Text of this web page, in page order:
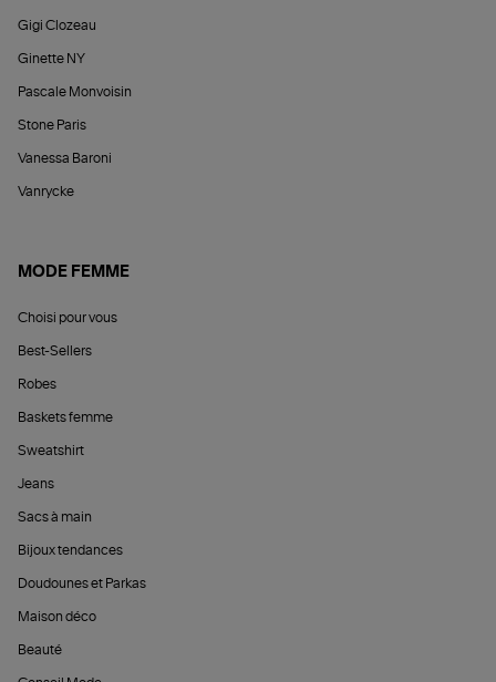
Gigi Clozeau
Ginette NY
Pascale Monvoisin
Stone Paris
Vanessa Baroni
Vanrycke
MODE FEMME
Choisi pour vous
Best-Sellers
Robes
Baskets femme
Sweatshirt
Jeans
Sacs à main
Bijoux tendances
Doudounes et Parkas
Maison déco
Beauté